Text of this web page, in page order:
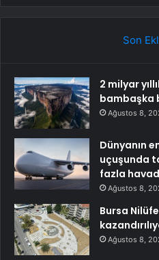
Son
2 milyar
bambaşka
Ağustos 8,
Dünyanın
uçuşunda
fazla
Ağustos 8,
Bursa
Ağustos 8,